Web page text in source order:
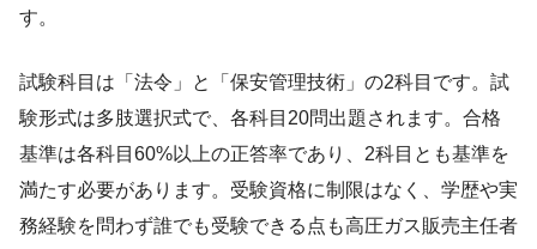
す。
試験科目は「法令」と「保安管理技術」の2科目です。試
験形式は多肢選択式で、各科目20問出題されます。合格
基準は各科目60%以上の正答率であり、2科目とも基準を
満たす必要があります。受験資格に制限はなく、学歴や実
務経験を問わず誰でも受験できる点も高圧ガス販売主任者